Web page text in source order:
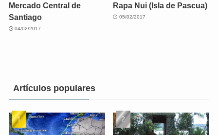
Mercado Central de
Santiago
04/02/2017
Rapa Nui (Isla de Pascua)
05/02/2017
Artículos populares